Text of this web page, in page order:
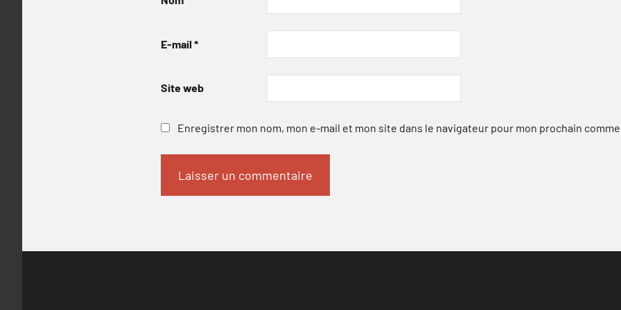
E-mail *
Site web
Enregistrer mon nom, mon e-mail et mon site dans le navigateur pour mon prochain